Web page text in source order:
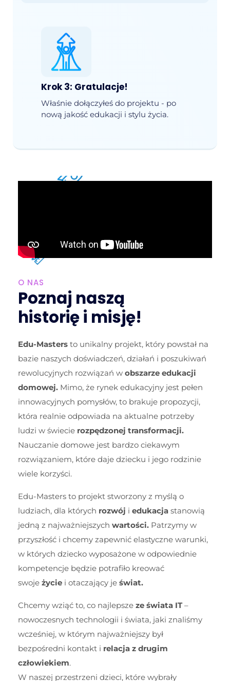
Krok 3: Gratulacje!
Właśnie dołączyłeś do projektu - po
nową jakość edukacji i stylu życia.
O NAS
Poznaj naszą
historię i misję!
Edu-Masters to unikalny projekt, który powstał na
bazie naszych doświadczeń, działań i poszukiwań
rewolucyjnych rozwiązań w obszarze edukacji
domowej. Mimo, że rynek edukacyjny jest pełen
innowacyjnych pomysłów, to brakuje propozycji,
która realnie odpowiada na aktualne potrzeby
ludzi w świecie rozpędzonej transformacji.
Nauczanie domowe jest bardzo ciekawym
rozwiązaniem, które daje dziecku i jego rodzinie
wiele korzyści.
Edu-Masters to projekt stworzony z myślą o
ludziach, dla których rozwój i edukacja stanowią
jedną z najważniejszych wartości. Patrzymy w
przyszłość i chcemy zapewnić elastyczne warunki,
w których dziecko wyposażone w odpowiednie
kompetencje będzie potrafiło kreować
swoje życie i otaczający je świat.
Chcemy wziąć to, co najlepsze ze świata IT–
nowoczesnych technologii i świata, jaki znaliśmy
wcześniej, w którym najważniejszy był
bezpośredni kontakt i relacja z drugim
człowiekiem.
W naszej przestrzeni dzieci, które wybrały